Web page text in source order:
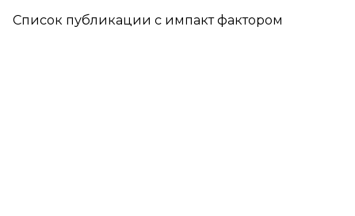
Список публикации с импакт фактором